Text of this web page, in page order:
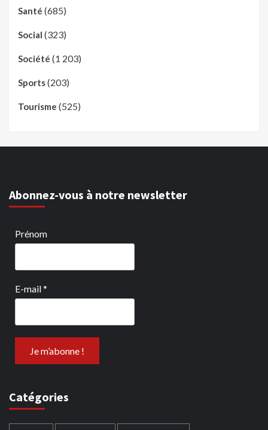
Santé (685)
Social (323)
Société (1 203)
Sports(203)
Tourisme (525)
Abonnez-vous à notre newsletter
Prénom
E-mail*
Catégories